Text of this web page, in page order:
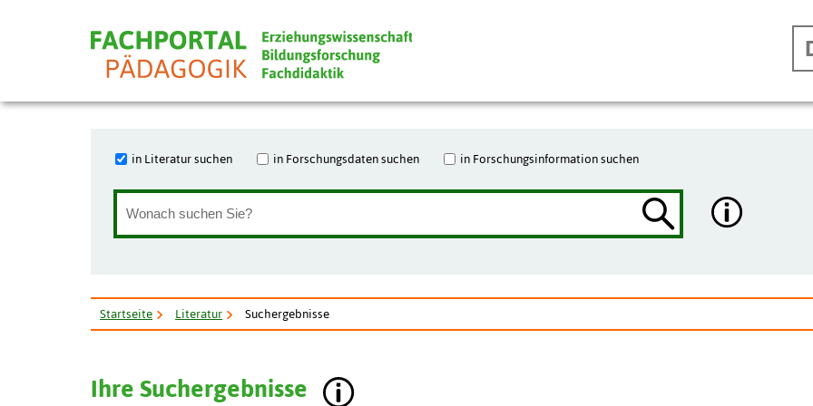
in Literatur suchen in Forschungsdaten suchen in Forschungsinformation suchen
Startseite Literatur Suchergebnisse
Ihre Suchergebnisse